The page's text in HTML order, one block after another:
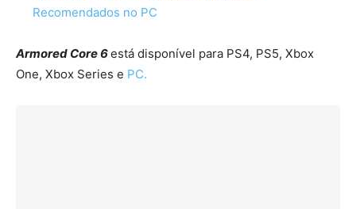
Recomendados no PC
Armored Core 6está disponível para PS4, PS5, Xbox
One, Xbox Series e PC.